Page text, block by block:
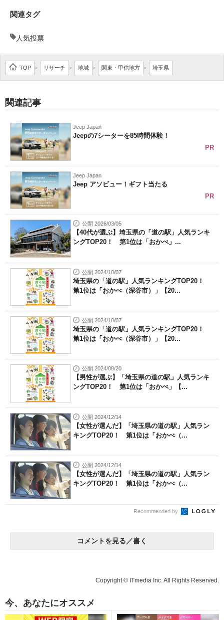
関連タグ
人気投票
TOP > リサーチ > 地域 > 関東・甲信地方 > 埼玉県
関連記事
Jeep Japan
Jeepの7シーターを85時間体験！
PR
Jeep Japan
Jeep アソビュー！ギフト当たる
PR
公開 2026/03/05
【40代が選ぶ】埼玉県の「道の駅」人気ランキ
ングTOP20！ 第1位は「おかべ」...
公開 2024/10/07
埼玉県の「道の駅」人気ランキングTOP20！
第1位は「おかべ（深谷市）」【20...
公開 2024/10/07
埼玉県の「道の駅」人気ランキングTOP20！
第1位は「おかべ（深谷市）」【20...
公開 2024/08/20
【男性が選ぶ】「埼玉県の道の駅」人気ランキ
ングTOP20！ 第1位は「おかべ」【...
公開 2024/12/14
【女性が選んだ】「埼玉県の道の駅」人気ラン
キングTOP20！ 第1位は「おかべ（...
公開 2024/12/14
【女性が選んだ】「埼玉県の道の駅」人気ラン
キングTOP20！ 第1位は「おかべ（...
Recommended by
コメントを見る／書く
Copyright © ITmedia Inc. All Rights Reserved.
今、あなたにオススメ